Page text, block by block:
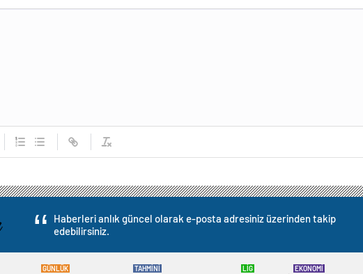
Haberleri anlık güncel olarak e-posta adresiniz üzerinden takip
edebilirsiniz.
GÜNLÜK TAHMİNİ LİG EKONOMİ